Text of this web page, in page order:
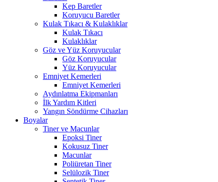
Kep Baretler
Koruyucu Baretler
Kulak Tıkacı & Kulaklıklar
Kulak Tıkacı
Kulaklıklar
Göz ve Yüz Koruyucular
Göz Koruyucular
Yüz Koruyucular
Emniyet Kemerleri
Emniyet Kemerleri
Aydınlatma Ekipmanları
İlk Yardım Kitleri
Yangın Söndürme Cihazları
Boyalar
Tiner ve Macunlar
Epoksi Tiner
Kokusuz Tiner
Macunlar
Poliüretan Tiner
Selülozik Tiner